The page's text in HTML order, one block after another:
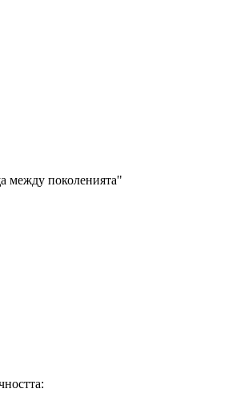
между поколенията"